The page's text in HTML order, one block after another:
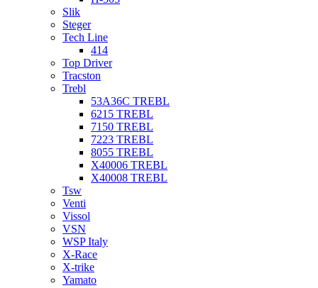
Slik
Steger
Tech Line
414
Top Driver
Tracston
Trebl
53A36C TREBL
6215 TREBL
7150 TREBL
7223 TREBL
8055 TREBL
X40006 TREBL
X40008 TREBL
Tsw
Venti
Vissol
VSN
WSP Italy
X-Race
X-trike
Yamato